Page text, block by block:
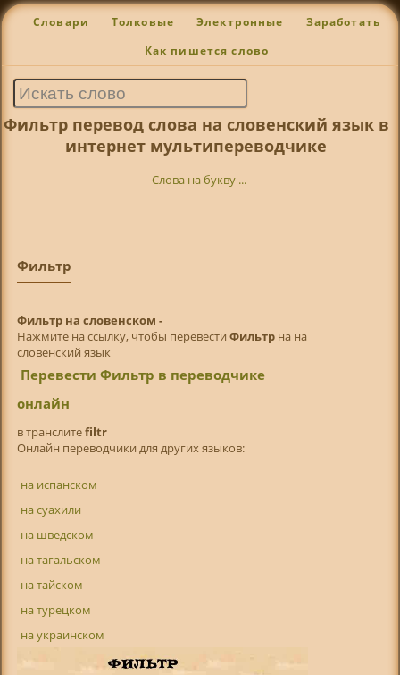
Словари Толковые Электронные Заработать
Как пишется слово
Фильтр перевод слова на словенский язык в
интернет мультипереводчике
Слова на букву ...
Фильтр
Фильтр на словенском -
Нажмите на ссылку, чтобы перевести Фильтрна на
словенский язык
Перевести Фильтр в переводчике
онлайн
в транслитefiltr
Онлайн переводчики для других языков:
на испанском
на суахили
на шведском
на тагальском
на тайском
на турецком
на украинском